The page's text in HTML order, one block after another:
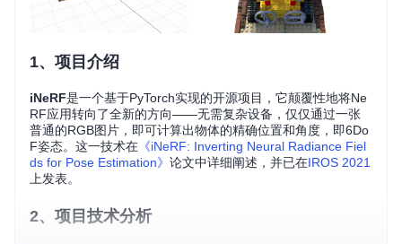
1、项目介绍
iNeRF是一个基于PyTorch实现的开源项目，它颠覆性地将Ne
RF应用转向了全新的方向——无需复杂设备，仅仅通过一张
普通的RGB图片，即可计算出物体的精确位置和角度，即6Do
F姿态。这一技术在 《iNeRF: Inverting Neural Radiance Fiel
ds for Pose Estimation》 论文中详细阐述，并已在IROS 2021
上发表。
2、项目技术分析